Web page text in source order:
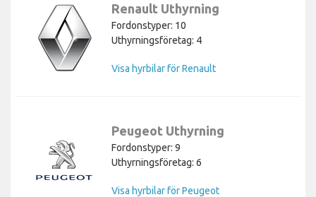
Renault Uthyrning
Fordonstyper: 10
Uthyrningsföretag: 4
Visa hyrbilar för Renault
Peugeot Uthyrning
Fordonstyper: 9
Uthyrningsföretag: 6
Visa hyrbilar för Peugeot